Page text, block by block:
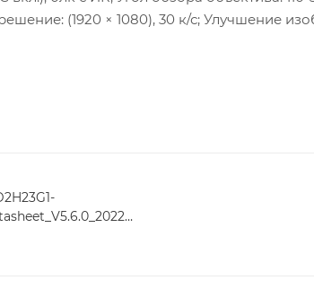
(1920 × 1080), 30 к/с; Улучшение
IZS_Datasheet_V5.6.0_20220628